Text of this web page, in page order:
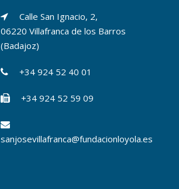
Calle San Ignacio, 2,
06220 Villafranca de los Barros
(Badajoz)
+34 924 52 40 01
+34 924 52 59 09
sanjosevillafranca@fundacionloyola.es